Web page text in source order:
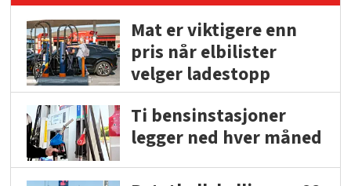
Mat er viktigere enn
pris når elbilister
velger ladestopp
Ti bensinstasjoner
legger ned hver måned